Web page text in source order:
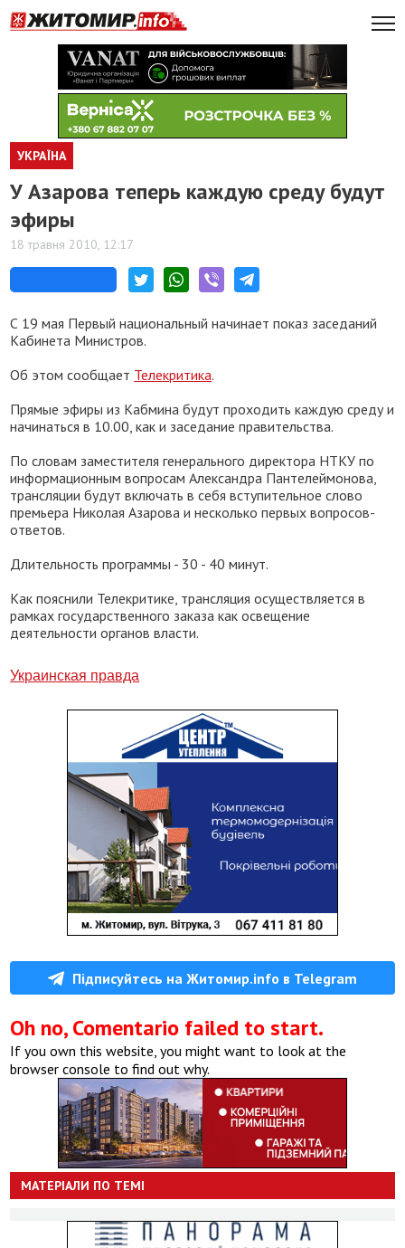
УКРАЇНА
У Азарова теперь каждую среду будут
эфиры
18 травня 2010, 12:17
С 19 мая Первый национальный начинает показ заседаний
Кабинета Министров.
Об этом сообщает Телекритика.
Прямые эфиры из Кабмина будут проходить каждую среду и
начинаться в 10.00, как и заседание правительства.
По словам заместителя генерального директора НТКУ по
информационным вопросам Александра Пантелеймонова,
трансляции будут включать в себя вступительное слово
премьера Николая Азарова и несколько первых вопросов-
ответов.
Длительность программы - 30 - 40 минут.
Как пояснили Телекритике, трансляция осуществляется в
рамках государственного заказа как освещение
деятельности органов власти.
Украинская правда
Підписуйтесь на Житомир.info в Telegram
Oh no, Comentario failed to start.
If you own this website, you might want to look at the
browser console to find out why.
МАТЕРІАЛИ ПО ТЕМІ